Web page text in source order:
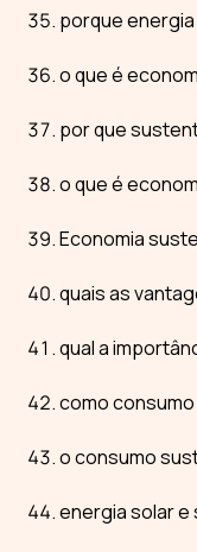
porque
o que é
por que
o que é
Economia
quais as
qual a
como
o consumo
energia solar